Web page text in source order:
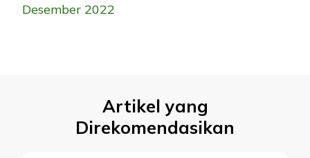
Desember 2022
Artikel yang
Direkomendasikan